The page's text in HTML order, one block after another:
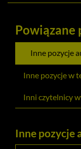
Powiązane
Inne pozycje
Inne pozycje w
Inni czytelnicy
Inne pozycje